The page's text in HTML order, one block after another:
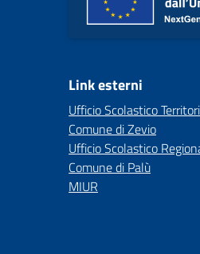
Link esterni
Ufficio Scolastico
Comune di Zevio
Ufficio Scolastico
Comune di Palù
MIUR